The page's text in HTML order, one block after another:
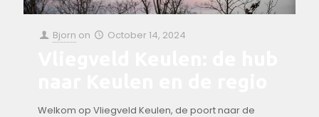
Bjorn on October 14, 2024
Welkom op Vliegveld Keulen, de poort⁣ naar de